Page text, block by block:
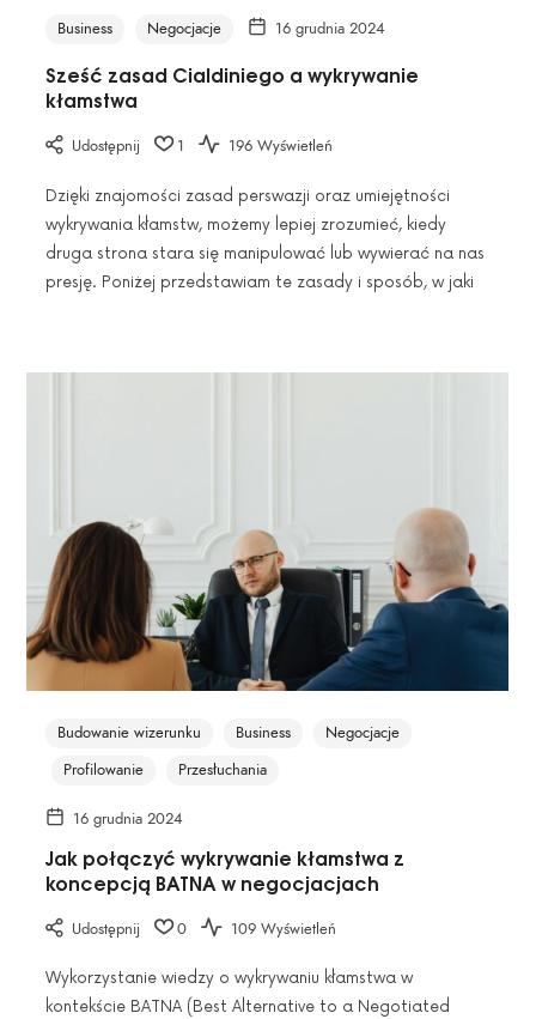
Business Negocjacje 16 grudnia 2024
Sześć zasad Cialdiniego a wykrywanie
kłamstwa
Udostępnij 1 196 Wyświetleń
Dzięki znajomości zasad perswazji oraz umiejętności
wykrywania kłamstw, możemy lepiej zrozumieć, kiedy
druga strona stara się manipulować lub wywierać na nas
presję. Poniżej przedstawiam te zasady i sposób, w jaki
Budowanie wizerunku Business
Negocjacje
Profilowanie
Przesłuchania
16 grudnia 2024
Jak połączyć wykrywanie kłamstwa z
koncepcją BATNA w negocjacjach
Udostępnij 0 109 Wyświetleń
Wykorzystanie wiedzy o wykrywaniu kłamstwa w
kontekście BATNA (Best Alternative to a Negotiated